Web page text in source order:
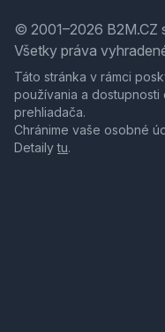
© 2001–2026 B2M.CZ
Všetky práva
Táto stránka v rámci
používania a
prehliadača.
Chránime vaše osobné
Detailytu.